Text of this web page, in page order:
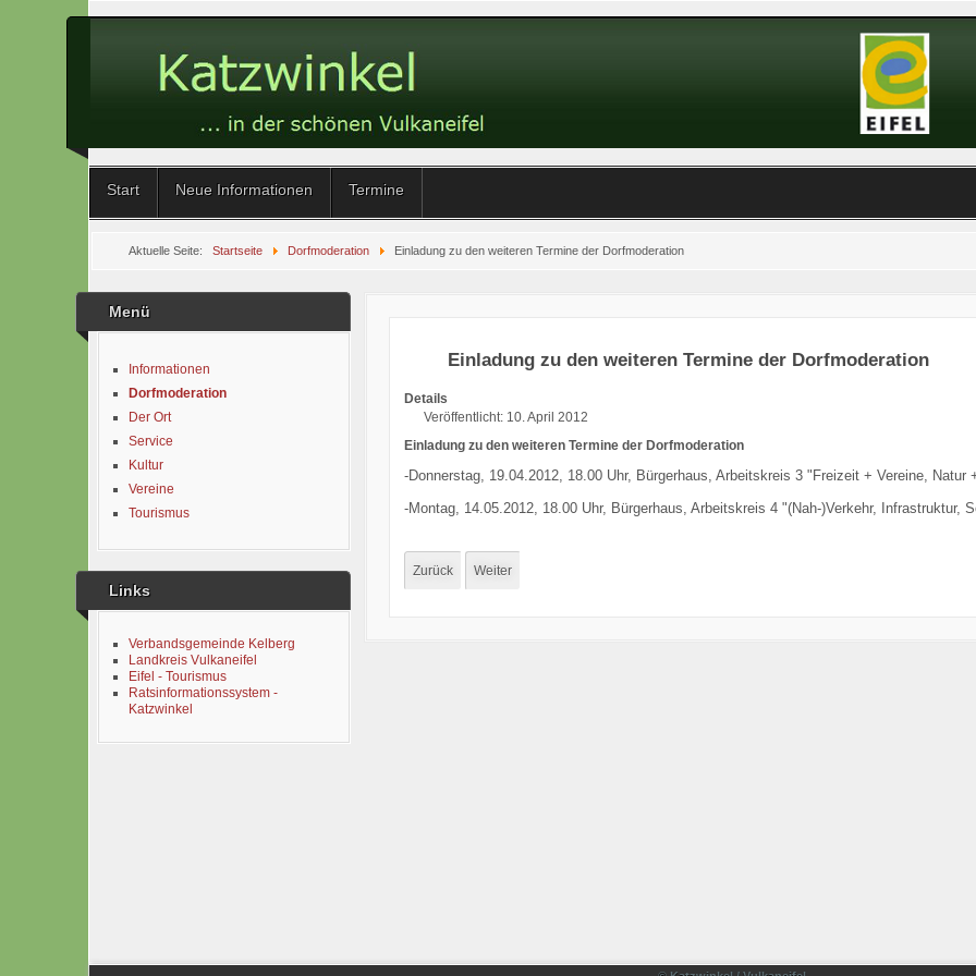
Start Neue Informationen Termine
Aktuelle Seite:Startseite Dorfmoderation Einladung zu den weiteren Termine der Dorfmoderation
Menü
Informationen
Dorfmoderation
Der Ort
Service
Kultur
Vereine
Tourismus
Links
Verbandsgemeinde Kelberg
Landkreis Vulkaneifel
Eifel - Tourismus
Ratsinformationssystem -
Katzwinkel
Einladung zu den weiteren Termine der Dorfmoderation
Details
Veröffentlicht: 10. April 2012
Einladung zu den weiteren Termine der Dorfmoderation
-Donnerstag, 19.04.2012, 18.00 Uhr, Bürgerhaus, Arbeitskreis 3 "Freizeit + Vereine, Natur
-Montag, 14.05.2012, 18.00 Uhr, Bürgerhaus, Arbeitskreis 4 "(Nah-)Verkehr, Infrastruktur,
Zurück Weiter